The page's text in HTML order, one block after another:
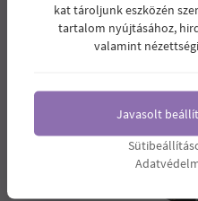
kat tároljunk eszközén
tartalom nyújtásához,
valamint
Javasolt